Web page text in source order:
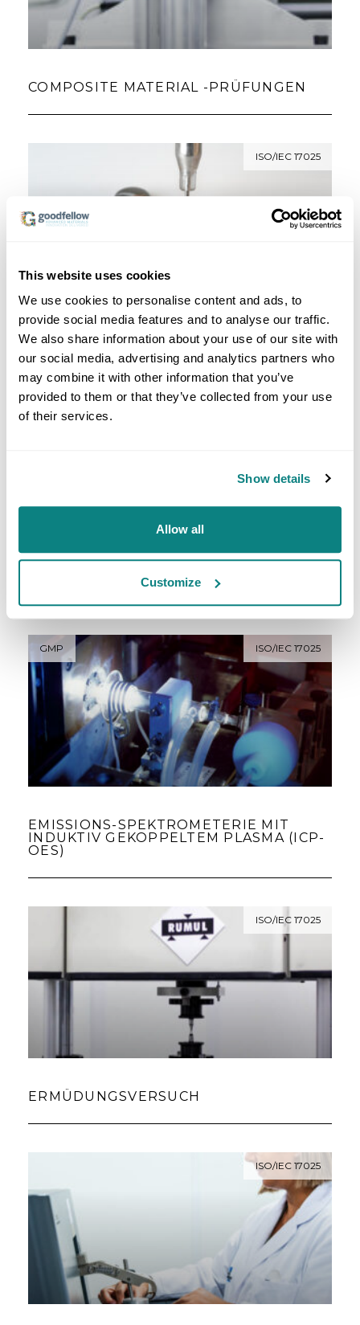
This website uses cookies
We use cookies to personalise content and ads, to
provide social media features and to analyse our traffic.
We also share information about your use of our site with
our social media, advertising and analytics partners who
may combine it with other information that you’ve
provided to them or that they’ve collected from your use
of their services.
Show details
Allow all
Customize
COMPOSITE MATERIAL -PRÜFUNGEN
ISO/IEC 17025
CV-AAS – QUECKSILBERANALYSATOR
ISO/IEC 17025
DRUCKVERSUCH
GMP ISO/IEC 17025
EMISSIONS-SPEKTROMETERIE MIT
INDUKTIV GEKOPPELTEM PLASMA (ICP-
OES)
ISO/IEC 17025
ERMÜDUNGSVERSUCH
ISO/IEC 17025